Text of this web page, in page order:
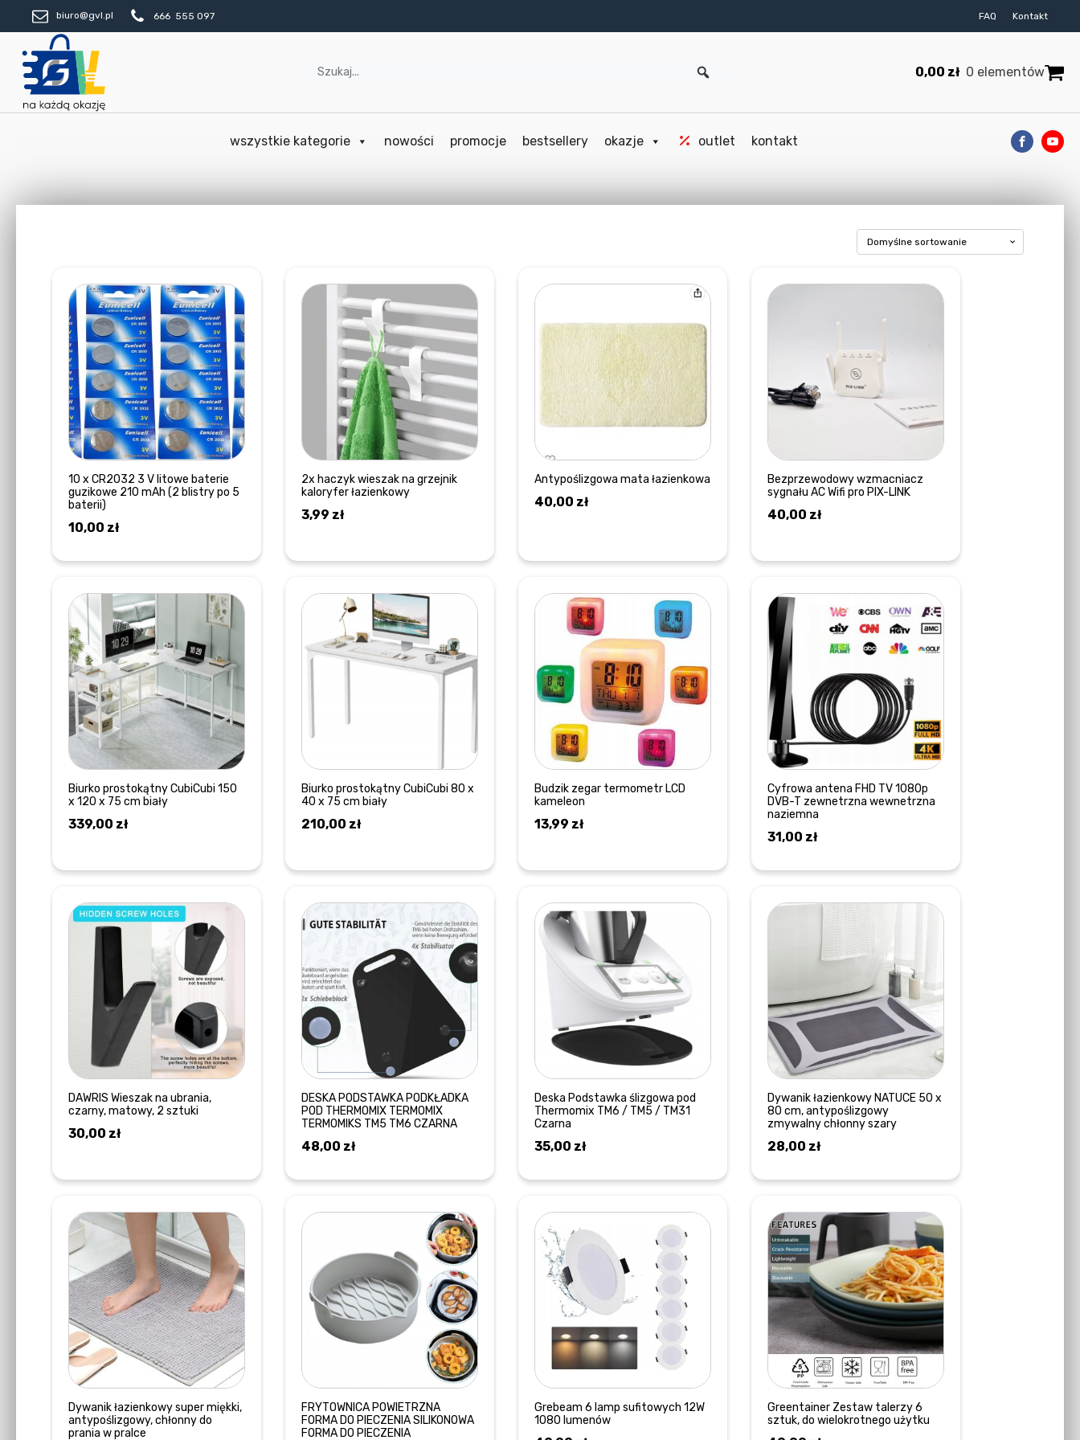
biuro@gvl.pl 666 555 097 FAQ Kontakt
0,00 zł 0 elementów
wszystkie kategorie nowości promocje bestsellery okazje outlet kontakt
10 x CR2032 3 V litowe baterie
guzikowe 210 mAh (2 blistry po 5
baterii)
10,00 zł
2x haczyk wieszak na grzejnik
kaloryfer łazienkowy
3,99 zł
Antypoślizgowa mata łazienkowa
40,00 zł
Bezprzewodowy wzmacniacz
sygnału AC Wifi pro PIX-LINK
40,00 zł
Biurko prostokątny CubiCubi 150
x 120 x 75 cm biały
339,00 zł
Biurko prostokątny CubiCubi 80 x
40 x 75 cm biały
210,00 zł
Budzik zegar termometr LCD
kameleon
13,99 zł
Cyfrowa antena FHD TV 1080p
DVB-T zewnetrzna wewnetrzna
naziemna
31,00 zł
DAWRIS Wieszak na ubrania,
czarny, matowy, 2 sztuki
30,00 zł
DESKA PODSTAWKA PODKŁADKA
POD THERMOMIX TERMOMIX
TERMOMIKS TM5 TM6 CZARNA
48,00 zł
Deska Podstawka ślizgowa pod
Thermomix TM6 / TM5 / TM31
Czarna
35,00 zł
Dywanik łazienkowy NATUCE 50 x
80 cm, antypoślizgowy
zmywalny chłonny szary
28,00 zł
Dywanik łazienkowy super miękki,
antypoślizgowy, chłonny do
prania w pralce
FRYTOWNICA POWIETRZNA
FORMA DO PIECZENIA SILIKONOWA
FORMA DO PIECZENIA
Grebeam 6 lamp sufitowych 12W
1080 lumenów
Greentainer Zestaw talerzy 6
sztuk, do wielokrotnego użytku